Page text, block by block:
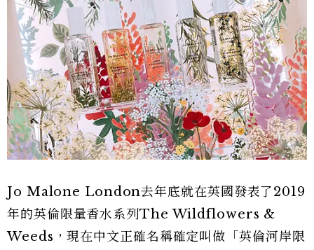
Jo Malone London去年底就在英國發表了2019
年的英倫限量香水系列The Wildflowers &
Weeds，現在中文正確名稱確定叫做「英倫河岸限